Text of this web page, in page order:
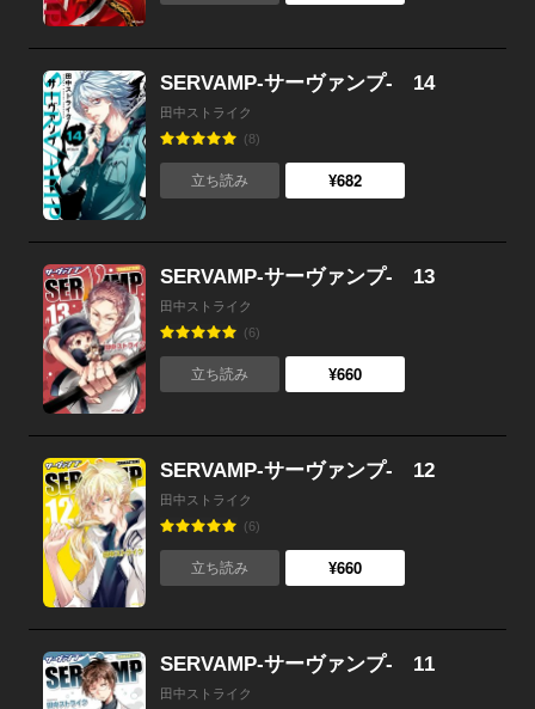
SERVAMP-サーヴァンプ- 14
田中ストライク
(8)
立ち読み ¥682
SERVAMP-サーヴァンプ- 13
田中ストライク
(6)
立ち読み ¥660
SERVAMP-サーヴァンプ- 12
田中ストライク
(6)
立ち読み ¥660
SERVAMP-サーヴァンプ- 11
田中ストライク